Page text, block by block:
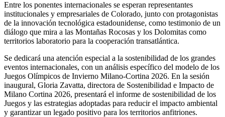
Entre los ponentes internacionales se esperan representantes
institucionales y empresariales de Colorado, junto con protagonistas
de la innovación tecnológica estadounidense, como testimonio de un
diálogo que mira a las Montañas Rocosas y los Dolomitas como
territorios laboratorio para la cooperación transatlántica.
Se dedicará una atención especial a la sostenibilidad de los grandes
eventos internacionales, con un análisis específico del modelo de los
Juegos Olímpicos de Invierno Milano-Cortina 2026. En la sesión
inaugural, Gloria Zavatta, directora de Sostenibilidad e Impacto de
Milano Cortina 2026, presentará el informe de sostenibilidad de los
Juegos y las estrategias adoptadas para reducir el impacto ambiental
y garantizar un legado positivo para los territorios anfitriones.